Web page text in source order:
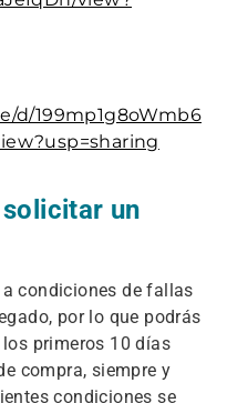
d/199mp1g8oWmb6
un
condiciones de fallas
por lo que podrás
primeros 10 días
compra, siempre y
condiciones se